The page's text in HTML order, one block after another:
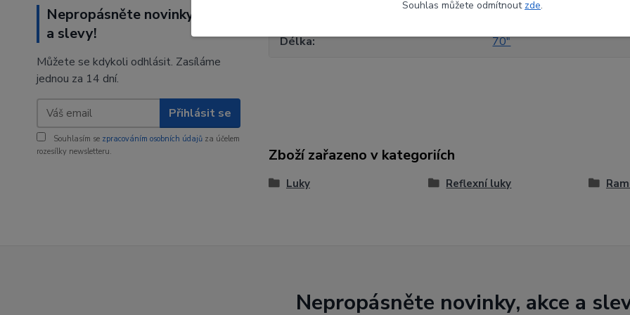
Nepropásněte novinky, akce
a slevy!
Můžete se kdykoli odhlásit. Zasíláme
jednou za 14 dní.
Přihlásit se
Souhlasím se zpracováním osobních údajů za účelem
rozesílky newsletteru.
14#
Délka
70"
Zboží zařazeno v kategoriích
Luky Reflexní luky
Nepropásněte novinky, akce a
Souhlas můžete odmítnout zde.